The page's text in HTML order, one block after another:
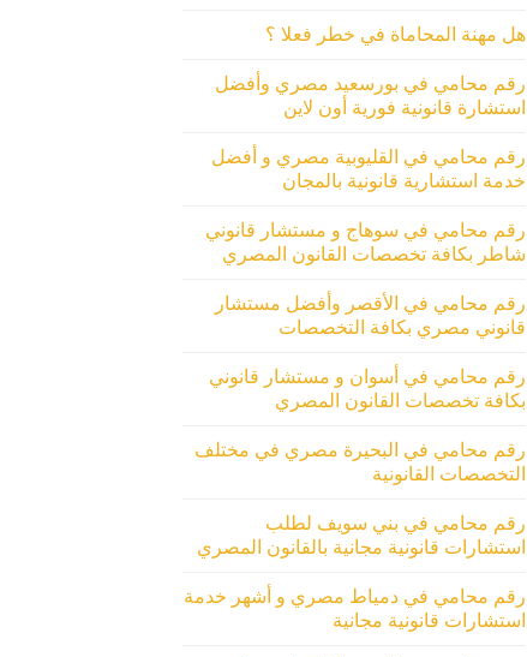
هل مهنة المحاماة في خطر فعلا ؟
رقم محامي في بورسعيد مصري وأفضل
استشارة قانونية فورية أون لاين
رقم محامي في القليوبية مصري و أفضل
خدمة استشارية قانونية بالمجان
رقم محامي في سوهاج و مستشار قانوني
شاطر بكافة تخصصات القانون المصري
رقم محامي في الأقصر وأفضل مستشار
قانوني مصري بكافة التخصصات
رقم محامي في أسوان و مستشار قانوني
بكافة تخصصات القانون المصري
رقم محامي في البحيرة مصري في مختلف
التخصصات القانونية
رقم محامي في بني سويف لطلب
استشارات قانونية مجانية بالقانون المصري
رقم محامي في دمياط مصري و أشهر خدمة
استشارات قانونية مجانية